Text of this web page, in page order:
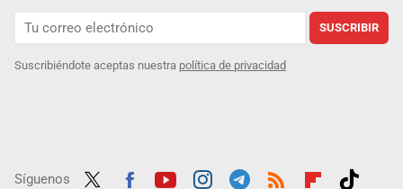
SUSCRIBIR
Suscribiéndote aceptas nuestra política de privacidad
Síguenos